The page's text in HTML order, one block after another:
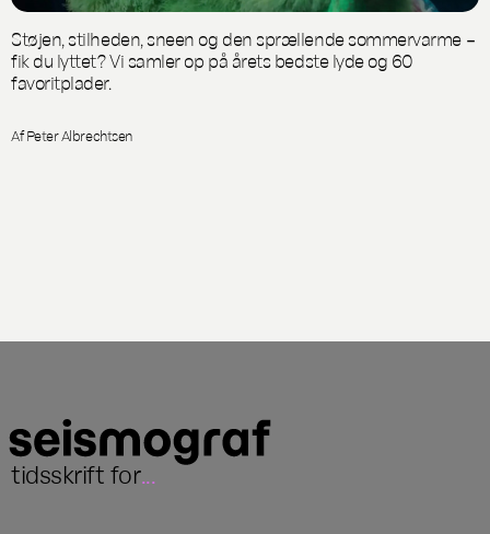
Støjen, stilheden, sneen og den sprællende sommervarme –
fik du lyttet? Vi samler op på årets bedste lyde og 60
favoritplader.
Af Peter Albrechtsen
tidsskrift for...